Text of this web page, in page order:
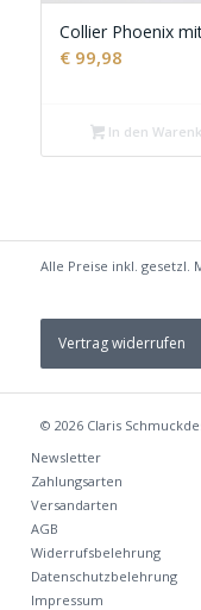
Collier Phoenix
€99,98
In den
Alle Preise inkl. gesetzl.
Vertrag widerrufen
© 2026 Claris
Newsletter
Zahlungsarten
Versandarten
AGB
Widerrufsbelehrung
Datenschutzbelehrung
Impressum